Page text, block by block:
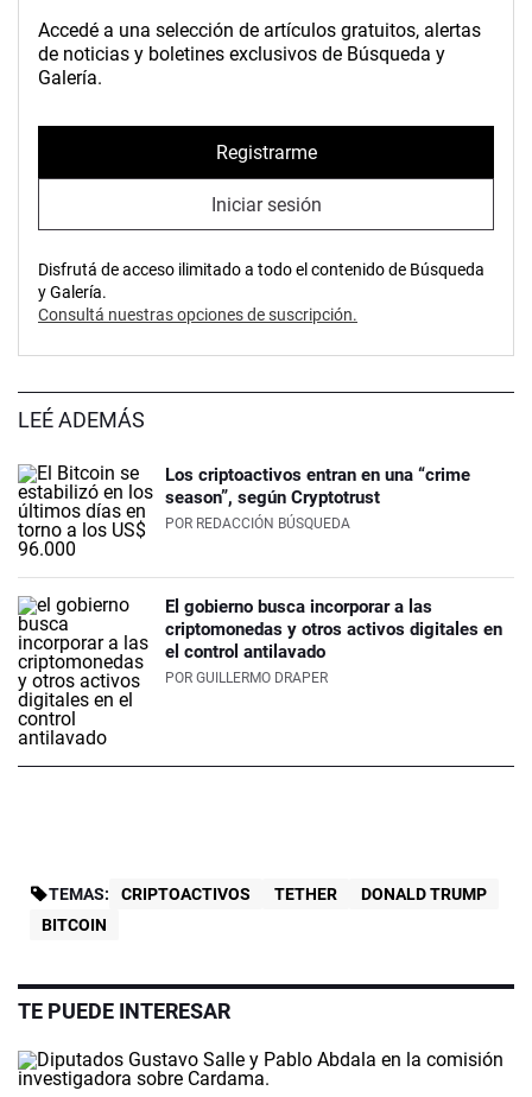
Accedé a una selección de artículos gratuitos, alertas
de noticias y boletines exclusivos de Búsqueda y
Galería.
Registrarme
Iniciar sesión
Disfrutá de acceso ilimitado a todo el contenido de Búsqueda
y Galería.
Consultá nuestras opciones de suscripción.
LEÉ ADEMÁS
Los criptoactivos entran en una “crime
season”, según Cryptotrust
POR REDACCIÓN BÚSQUEDA
El gobierno busca incorporar a las
criptomonedas y otros activos digitales en
el control antilavado
POR GUILLERMO DRAPER
TEMAS: CRIPTOACTIVOS TETHER
DONALD TRUMP
BITCOIN
TE PUEDE INTERESAR